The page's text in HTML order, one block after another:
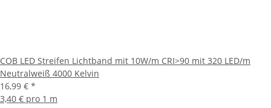
COB LED Streifen Lichtband mit 10W/m CRI>90 mit 320 LED/m
Neutralweiß 4000 Kelvin
16,99 € *
3,40 € pro 1 m